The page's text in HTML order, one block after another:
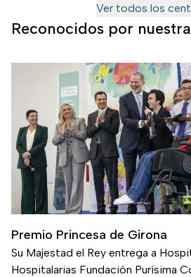
Ver todos los
Reconocidos por
Premio Princesa de Girona
Su Majestad el Rey entrega a
Hospitalarias Fundación Purísima